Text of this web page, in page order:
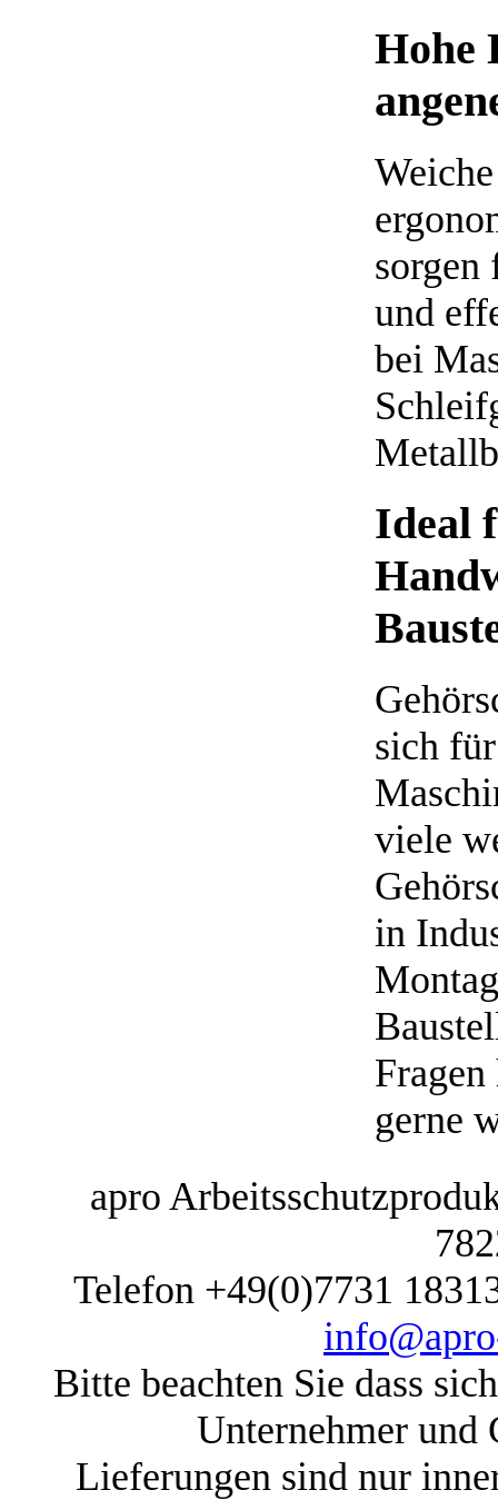
Hohe
sorgen
und
bei
Ideal
sich
viele
in
gerne
apro
Telefon +49(0)7731
Bitte beachten Sie dass
Unternehmer und
Lieferungen sind nur